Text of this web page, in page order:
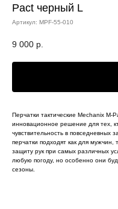
Pact черный L
Артикул: MPF-55-010
9 000 р.
Перчатки тактические Mechanix
инновационное решение для тех,
чувствительность в повседневных
перчатки подходят как для
защиту рук при самых различных
любую погоду, но особенно они
сезоны.